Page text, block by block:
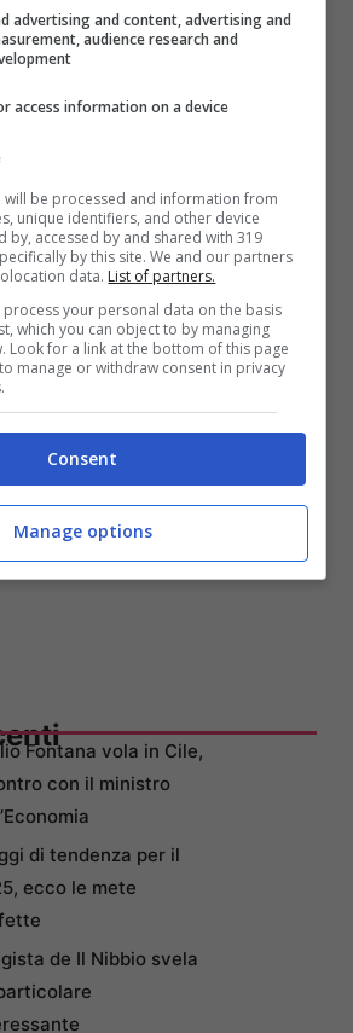
e Maria De Filippi:
inaspettata che ha
Fontana vola in Cile,
con il ministro
di tendenza per il
ecco le mete
de Il Nibbio svela
advertising and content, advertising and
audience research and
access information on a device
will be processed and information from
unique identifiers, and other device
by, accessed by and shared with 319
by this site. We and our partners
data. List of partners.
process your personal data on the basis
which you can object to by managing
Look for a link at the bottom of this page
manage or withdraw consent in privacy
Consent
Manage options